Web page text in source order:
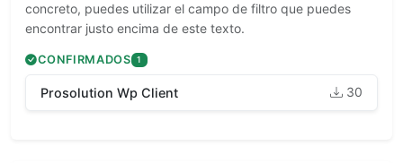
concreto, puedes utilizar el campo de filtro que puedes
encontrar justo encima de este texto.
CONFIRMADOS 1
Prosolution Wp Client 30